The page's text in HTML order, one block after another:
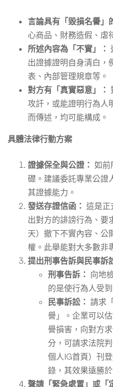
言論具有「毀損名譽」
心商品、財務造假、虐
所述內容為「不實」：
出證據證明自身清白，
表、內部管理規章等。
對方有「真實惡意」：
攻訐，或能證明行為人
而傳述，均可能構成。
具體法律行動方案
證據保全與公證： 如前
礎。建議委託專業公證
其證據能力。
發送存證信函： 這是正
出對方的誹謗行為、要
天）撤下不實內容、公
權。此舉能對大多數非
提出刑事告訴與民事訴
刑事告訴： 向地
的是使行為人受
民事訴訟： 請求
譽」。企業可以
譽損害，向對方
分，可請求法院
個人IG首頁）刊
錄，其效果遠勝
聲請「緊急處置」或「